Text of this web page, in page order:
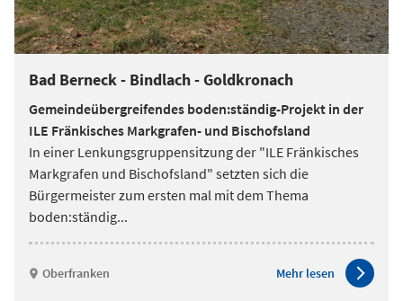
Bad Berneck - Bindlach - Goldkronach
Gemeindeübergreifendes boden:ständig-Projekt in der
ILE Fränkisches Markgrafen- und Bischofsland
In einer Lenkungsgruppensitzung der "ILE Fränkisches
Markgrafen und Bischofsland" setzten sich die
Bürgermeister zum ersten mal mit dem Thema
boden:ständig...
Oberfranken Mehr lesen